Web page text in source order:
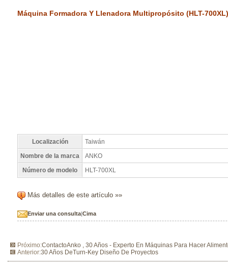
Máquina Formadora Y Llenadora Multipropósito (HLT-700XL)
Localización
Taiwán
Nombre de la marca
ANKO
Número de modelo
HLT-700XL
Más detalles de este artículo »»
Enviar una consulta|Cima
Próximo:ContactoAnko , 30 Años - Experto En Máquinas Para Hacer
Anterior:30 Años DeTurn-Key Diseño De Proyectos